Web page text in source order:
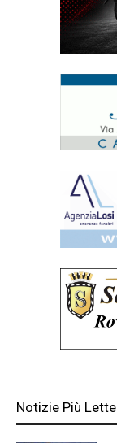
Notizie Più Lette